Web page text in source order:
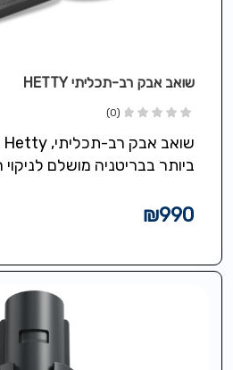
שואב אבק רב-תכליתי HETTY
(0)
ביותר בבריטניה מושלם
₪990